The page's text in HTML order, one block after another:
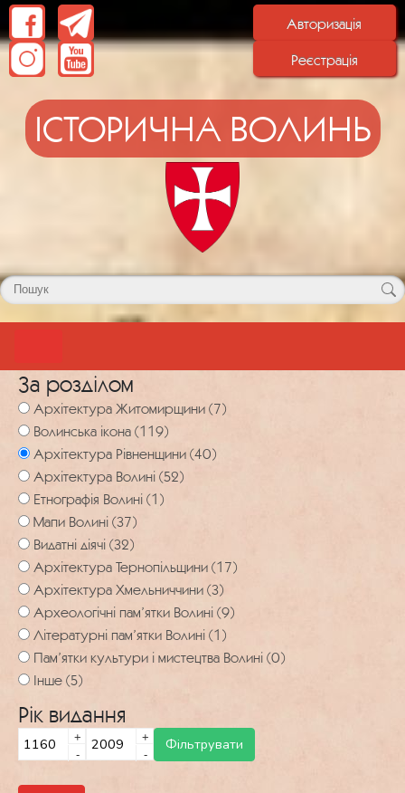
Авторизація
Реєстрація
ІСТОРИЧНА ВОЛИНЬ
За розділом
Архітектура Житомирщини (7)
Волинська ікона (119)
Архітектура Рівненщини (40)
Архітектура Волині (52)
Етнографія Волині (1)
Мапи Волині (37)
Видатні діячі (32)
Архітектура Тернопільщини (17)
Архітектура Хмельниччини (3)
Археологічні пам’ятки Волині (9)
Літературні пам’ятки Волині (1)
Пам’ятки культури і мистецтва Волині (0)
Інше (5)
Рік видання
+
-
+
-